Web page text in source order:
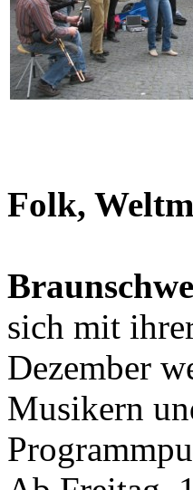
Folk,
sich mit
Dezember
Musikern